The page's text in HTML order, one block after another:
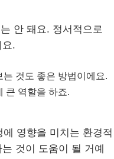
안 돼요. 정서적으로
.
것도 좋은 방법이에요.
큰 역할을 하죠.
영향을 미치는 환경적
것이 도움이 될 거예